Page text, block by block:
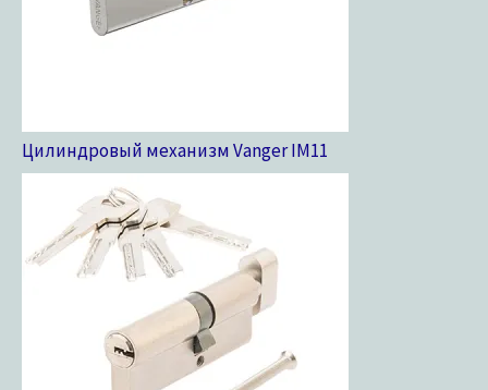
Цилиндровый механизм Vanger IM11